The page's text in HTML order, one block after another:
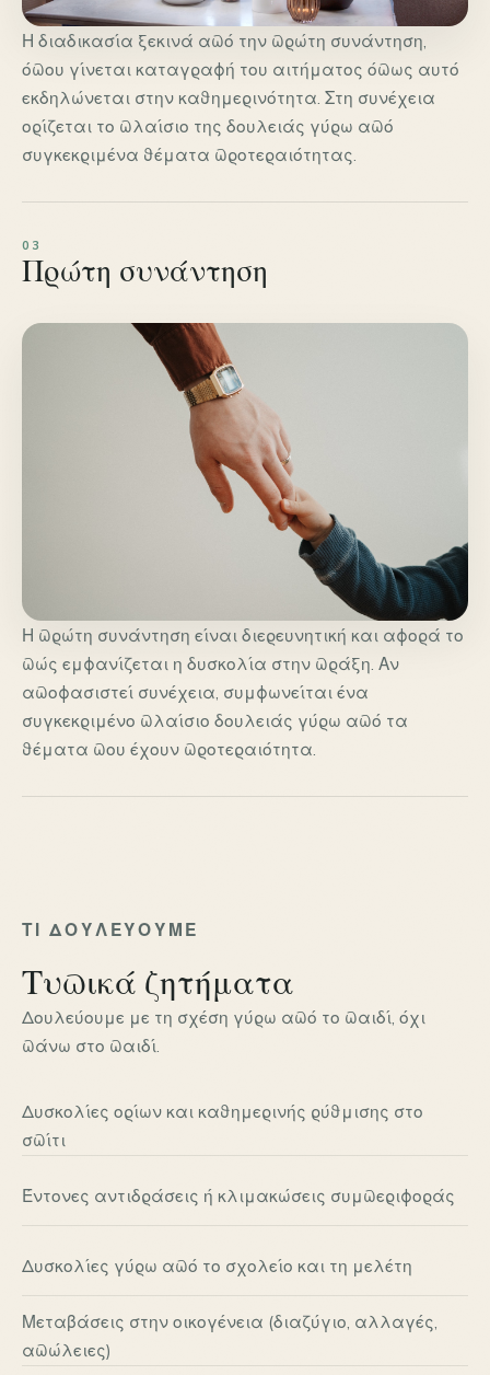
Η διαδικασία ξεκινά από την πρώτη συνάντηση,
όπου γίνεται καταγραφή του αιτήματος όπως αυτό
εκδηλώνεται στην καθημερινότητα. Στη συνέχεια
ορίζεται το πλαίσιο της δουλειάς γύρω από
συγκεκριμένα θέματα προτεραιότητας.
Πρώτη συνάντηση
Η πρώτη συνάντηση είναι διερευνητική και αφορά το
πώς εμφανίζεται η δυσκολία στην πράξη. Αν
αποφασιστεί συνέχεια, συμφωνείται ένα
συγκεκριμένο πλαίσιο δουλειάς γύρω από τα
θέματα που έχουν προτεραιότητα.
ΤΙ ΔΟΥΛΕΎΟΥΜΕ
Τυπικά ζητήματα
Δουλεύουμε με τη σχέση γύρω από το παιδί, όχι
πάνω στο παιδί.
Δυσκολίες ορίων και καθημερινής ρύθμισης στο
σπίτι
Έντονες αντιδράσεις ή κλιμακώσεις συμπεριφοράς
Δυσκολίες γύρω από το σχολείο και τη μελέτη
Μεταβάσεις στην οικογένεια (διαζύγιο, αλλαγές,
απώλειες)